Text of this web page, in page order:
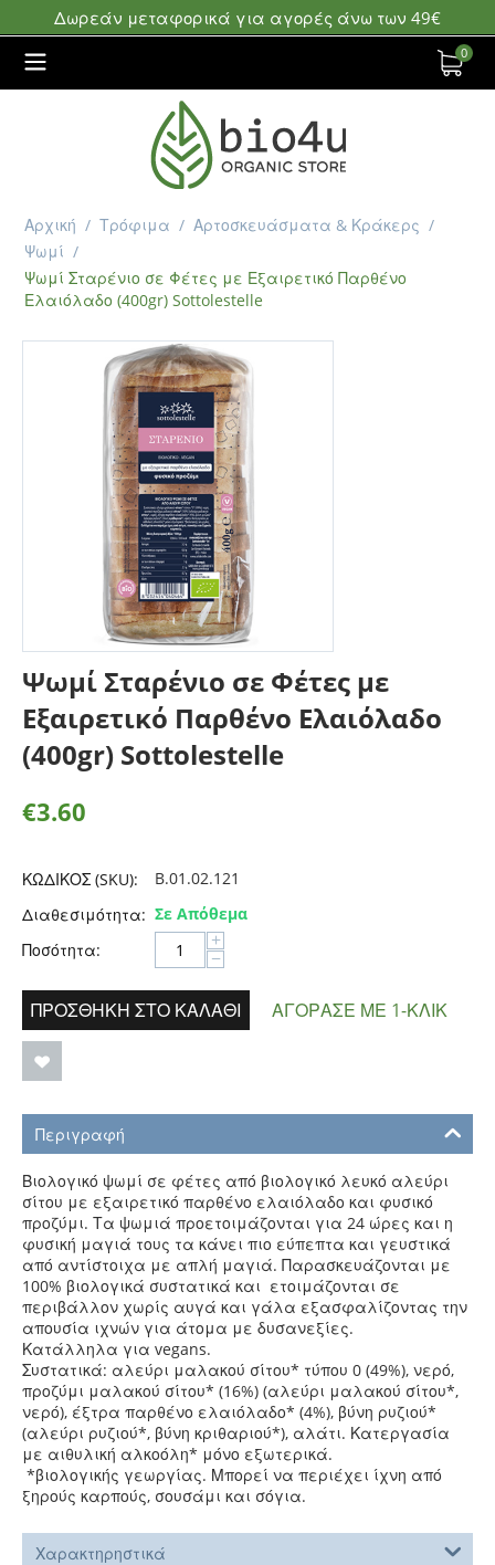
Δωρεάν μεταφορικά για αγορές άνω των 49€
0
Αρχική / Τρόφιμα / Αρτοσκευάσματα & Κράκερς /
Ψωμί /
Ψωμί Σταρένιο σε Φέτες με Εξαιρετικό Παρθένο
Ελαιόλαδο (400gr) Sottolestelle
Ψωμί Σταρένιο σε Φέτες με
Εξαιρετικό Παρθένο Ελαιόλαδο
(400gr) Sottolestelle
€3.60
ΚΩΔΙΚΟΣ (SKU):
B.01.02.121
Διαθεσιμότητα: Σε Απόθεμα
Ποσότητα:
+
−
ΠΡΟΣΘΉΚΗ ΣΤΟ ΚΑΛΆΘΙ ΑΓΌΡΑΣΕ ΜΕ 1-ΚΛΙΚ
Περιγραφή
Βιολογικό ψωμί σε φέτες από βιολογικό λευκό αλεύρι
σίτου με εξαιρετικό παρθένο ελαιόλαδο και φυσικό
προζύμι. Τα ψωμιά προετοιμάζονται για 24 ώρες και η
φυσική μαγιά τους τα κάνει πιο εύπεπτα και γευστικά
από αντίστοιχα με απλή μαγιά. Παρασκευάζονται με
100% βιολογικά συστατικά και ετοιμάζονται σε
περιβάλλον χωρίς αυγά και γάλα εξασφαλίζοντας την
απουσία ιχνών για άτομα με δυσανεξίες.
Κατάλληλα για vegans.
Συστατικά: αλεύρι μαλακού σίτου* τύπου 0 (49%), νερό,
προζύμι μαλακού σίτου* (16%) (αλεύρι μαλακού σίτου*,
νερό), έξτρα παρθένο ελαιόλαδο* (4%), βύνη ρυζιού*
(αλεύρι ρυζιού*, βύνη κριθαριού*), αλάτι. Κατεργασία
με αιθυλική αλκοόλη* μόνο εξωτερικά.
*βιολογικής γεωργίας. Μπορεί να περιέχει ίχνη από
ξηρούς καρπούς, σουσάμι και σόγια.
Χαρακτηρηστικά